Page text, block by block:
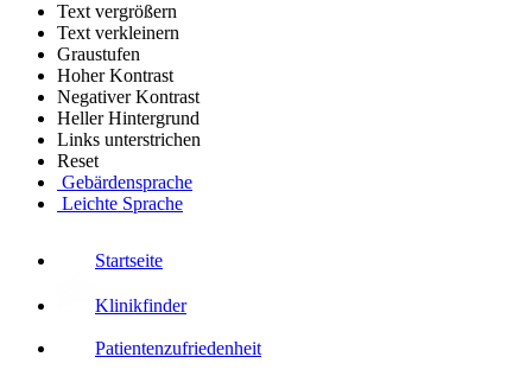
Text vergrößern
Text verkleinern
Graustufen
Hoher Kontrast
Negativer Kontrast
Heller Hintergrund
Links unterstrichen
Reset
Gebärdensprache
Leichte Sprache
Startseite
Klinikfinder
Patientenzufriedenheit